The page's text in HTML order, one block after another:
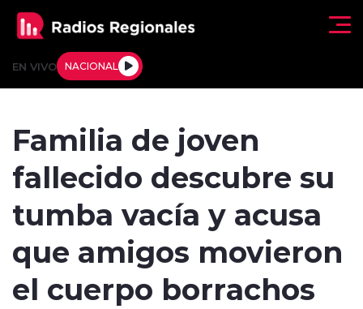
EN VIVO NACIONAL
Familia de joven
fallecido descubre su
tumba vacía y acusa
que amigos movieron
el cuerpo borrachos